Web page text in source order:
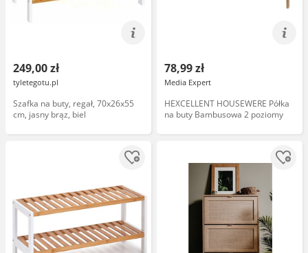
249,00 zł
tyletegotu.pl
Szafka na buty, regał, 70x26x55
cm, jasny brąz, biel
78,99 zł
Media Expert
HEXCELLENT HOUSEWERE Półka
na buty Bambusowa 2 poziomy